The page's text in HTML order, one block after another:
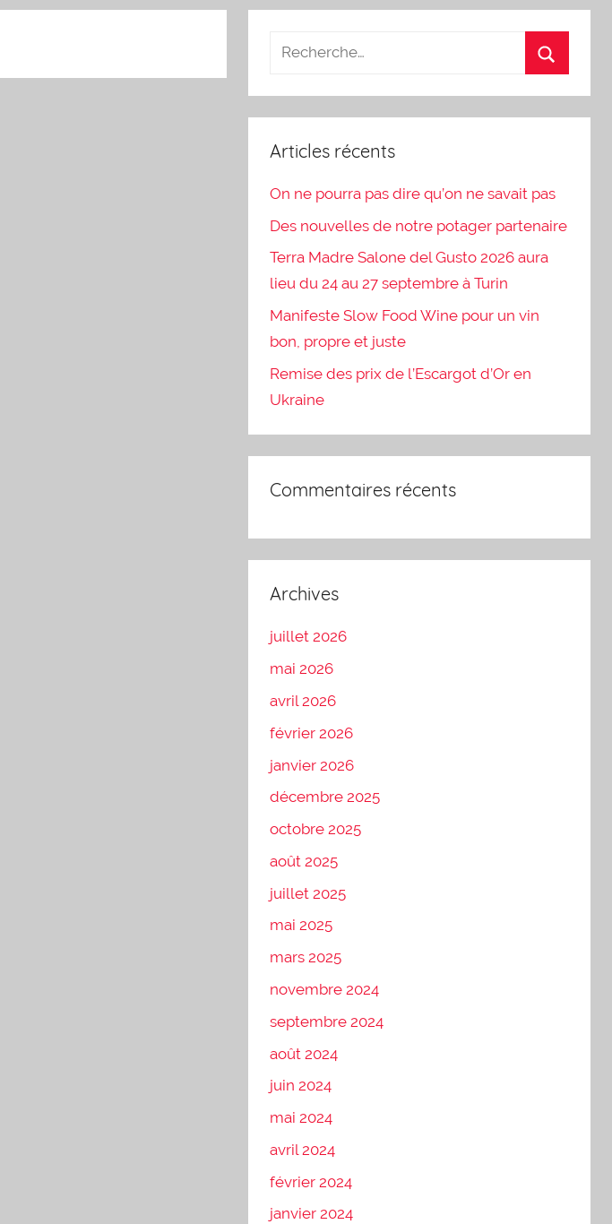
Articles récents
On ne pourra pas dire qu’on ne savait pas
Des nouvelles de notre potager partenaire
Terra Madre Salone del Gusto 2026 aura
lieu du 24 au 27 septembre à Turin
Manifeste Slow Food Wine pour un vin
bon, propre et juste
Remise des prix de l’Escargot d’Or en
Ukraine
Commentaires récents
Archives
juillet 2026
mai 2026
avril 2026
février 2026
janvier 2026
décembre 2025
octobre 2025
août 2025
juillet 2025
mai 2025
mars 2025
novembre 2024
septembre 2024
août 2024
juin 2024
mai 2024
avril 2024
février 2024
janvier 2024